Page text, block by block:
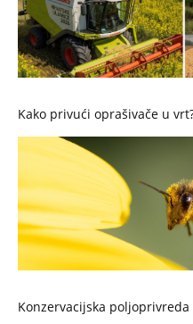
Kako privući oprašivače u
Konzervacijska